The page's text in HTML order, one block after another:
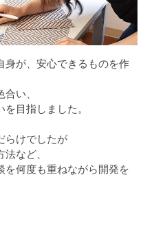
身が、安心できるものを作
い、
目指しました。
らけでしたが
など、
を何度も重ねながら開発を